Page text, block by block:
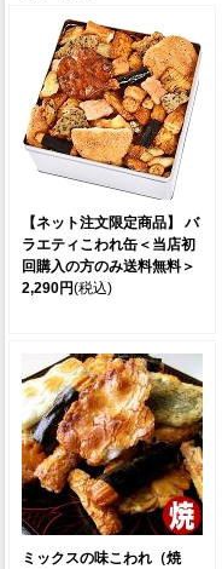
【ネット注文限定商品】 バ
ラエティこわれ缶＜当店初
回購入の方のみ送料無料＞
2,290円(税込)
ミックスの味こわれ（焼